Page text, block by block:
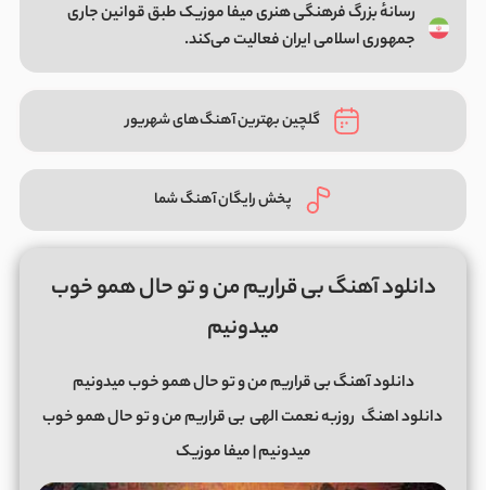
رسانهٔ بزرگ فرهنگی هنری میفا موزیک طبق قوانین جاری
جمهوری اسلامی ایران فعالیت می‌کند.
گلچین بهترین آهنگ‌های شهریور
پخش رایگان آهنگ شما
دانلود آهنگ بی قراریم من و تو حال همو خوب
میدونیم
دانلود آهنگ بی قراریم من و تو حال همو خوب میدونیم
دانلود اهنگ روزبه نعمت الهیبی قراریم من و تو حال همو خوب
میدونیم | میفا موزیک